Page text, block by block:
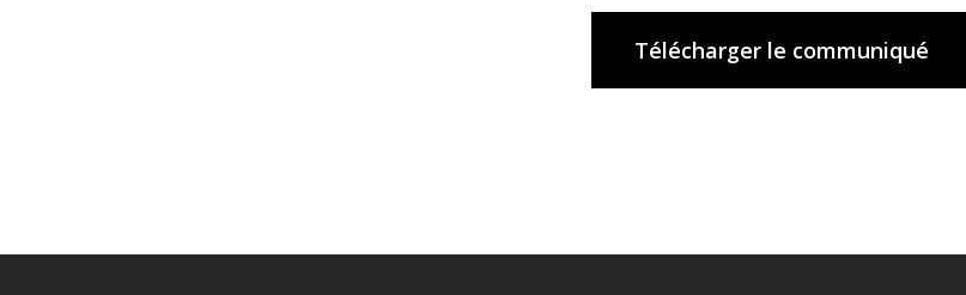
Télécharger le communiqué